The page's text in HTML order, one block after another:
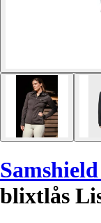
Samshield
blixtlås